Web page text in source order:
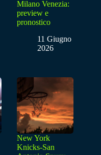
Milano Venezia:
preview e
pronostico
11 Giugno
2026
New York
Knicks-San